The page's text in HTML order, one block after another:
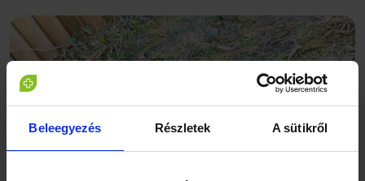
Beleegyezés Részletek A sütikről